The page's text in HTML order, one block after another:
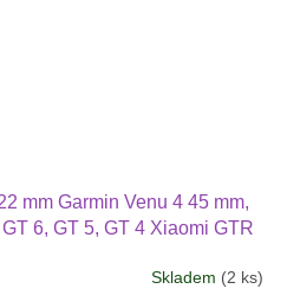
mm Garmin Venu 4 45 mm,
6, GT 5, GT 4 Xiaomi GTR
Skladem (2 ks)